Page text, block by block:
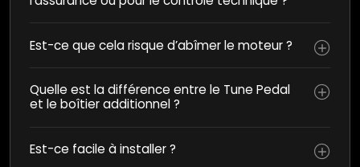
Est-ce que cela risque d’abîmer le moteur ?
Quelle est la différence entre le Tune Pedal
et le boîtier additionnel ?
Est-ce facile à installer ?